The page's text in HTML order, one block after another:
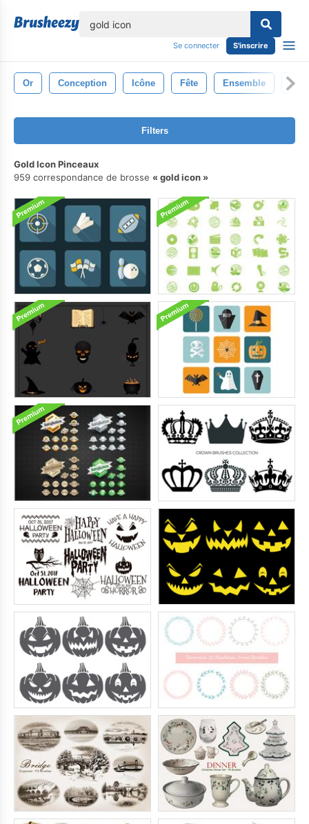
Se connecter S'inscrire
Or Conception Icône Fête Ensemble
Filters
Gold Icon Pinceaux
959 correspondance de brosse
gold icon